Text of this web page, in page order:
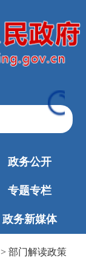
政务公开
专题专栏
政务新媒体
> 部门解读政策